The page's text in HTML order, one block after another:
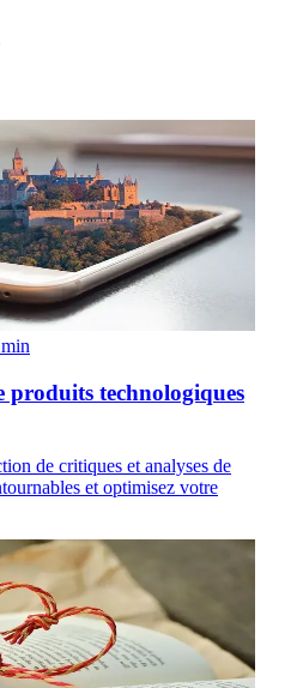
min
produits technologiques
de critiques et analyses de
et optimisez votre